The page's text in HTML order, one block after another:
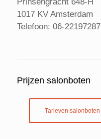
1017 KV Amsterdam
Telefoon: 06-22197287
Prijzen salonboten
Tarieven salonboten